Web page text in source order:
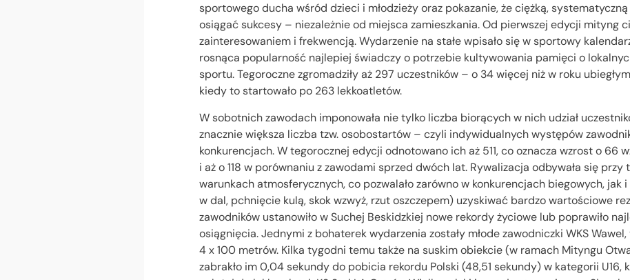
sportowego ducha wśród dzieci i młodzieży oraz pokazanie, że ciężką,
osiągać sukcesy – niezależnie od miejsca zamieszkania. Od pierwszej edycji mityng
zainteresowaniem i frekwencją. Wydarzenie na stałe wpisało się w sportowy
rosnąca popularność najlepiej świadczy o potrzebie kultywowania pamięci o
sportu. Tegoroczne zgromadziły aż 297 uczestników – o 34 więcej niż w roku
kiedy to startowało po 263 lekkoatletów.
W sobotnich zawodach imponowała nie tylko liczba biorących w nich udział
znacznie większa liczba tzw. osobostartów – czyli indywidualnych występów
konkurencjach. W tegorocznej edycji odnotowano ich aż 511, co oznacza wzrost o 66
i aż o 118 w porównaniu z zawodami sprzed dwóch lat. Rywalizacja odbywała się
warunkach atmosferycznych, co pozwalało zarówno w konkurencjach biegowych, jak
w dal, pchnięcie kulą, skok wzwyż, rzut oszczepem) uzyskiwać bardzo wartościowe
zawodników ustanowiło w Suchej Beskidzkiej nowe rekordy życiowe lub poprawiło
osiągnięcia. Jednymi z bohaterek wydarzenia zostały młode zawodniczki WKS
4 x 100 metrów. Kilka tygodni temu także na suskim obiekcie (w ramach Mityngu
zabrakło im 0,04 sekundy do pobicia rekordu Polski (48,51 sekundy) w kategorii